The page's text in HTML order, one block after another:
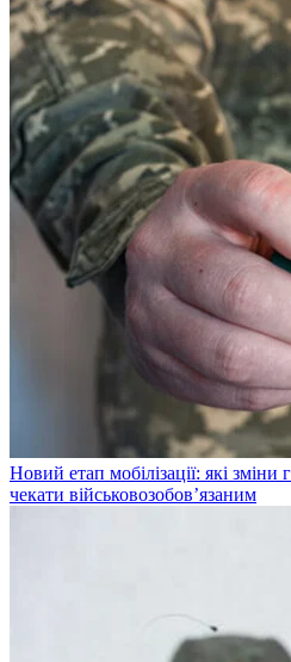
Новий етап мобілізації: які
чекати військовозобов’язаним